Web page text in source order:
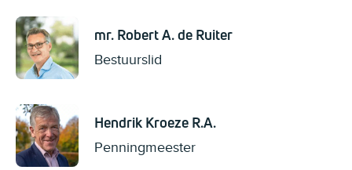
mr. Robert A. de Ruiter
Bestuurslid
Hendrik Kroeze R.A.
Penningmeester